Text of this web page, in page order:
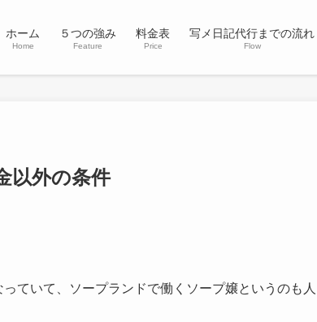
ホーム
Home
５つの強み
Feature
料金表
Price
写メ日記代行までの流れ
Flow
以外の条件
ていて、ソープランドで働くソープ嬢というのも人